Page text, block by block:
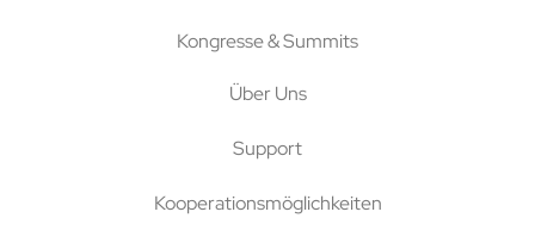
Kongresse & Summits
Über Uns
Support
Kooperationsmöglichkeiten